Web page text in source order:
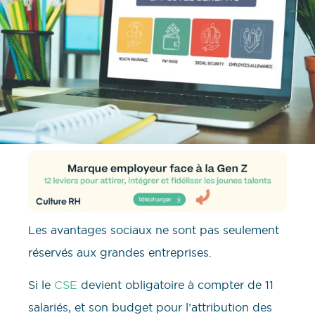
Les avantages sociaux ne sont pas seulement
réservés aux grandes entreprises.
Si le CSE devient obligatoire à compter de 11
salariés, et son budget pour l’attribution des